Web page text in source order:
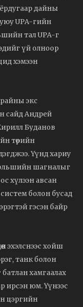
дайны
UPA-гийн
тал UPA-г
үй олноор
хэмээн
экс
сайд Андрей
Буданов
төрийн
Үүнд хариу
шагналыг
хүлээн авсан
систем болон бусад
гэсэн байр
эхэлснээс хойш
танк болон
хамгаалах
ирсэн юм. Үүнээс
цэргийн